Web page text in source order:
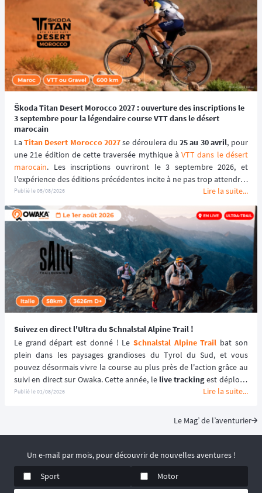
Škoda Titan Desert Morocco 2027 : ouverture des inscriptions le
3 septembre pour la légendaire course VTT dans le désert
marocain
La Titan Desert Morocco 2027 se déroulera du 25 au 30 avril, pour
une 21e édition de cette traversée mythique à VTT dans le désert
marocain. Les inscriptions ouvriront le 3 septembre 2026, et
l'expérience des éditions précédentes incite à ne pas trop attendre :
le tarif early bird, réservé aux 100 premiers inscrits, s'est envolé en
quelques heures les années passées.
Publié le05/08/2026 Lire la suite...
Suivez en direct l'Ultra du Schnalstal Alpine Trail !
Le grand départ est donné ! Le Schnalstal Alpine Trail bat son
plein dans les paysages grandioses du Tyrol du Sud, et vous
pouvez désormais vivre la course au plus près de l'action grâce au
suivi en direct sur Owaka. Cette année, le live tracking est déployé
spécifiquement pour la distance reine de l'événement afin de
Publié le01/08/2026 Lire la suite...
Le Mag’ de l’aventurier
Un e-mail par mois, pour découvrir de nouvelles aventures !
Sport
Motor